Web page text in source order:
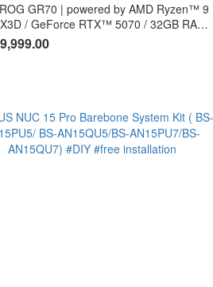
GR70 | powered by AMD Ryzen™ 9
/ GeForce RTX™ 5070 / 32GB RAM /
( CS-AN15G9E+CE-ACPC+LB-PCNB )